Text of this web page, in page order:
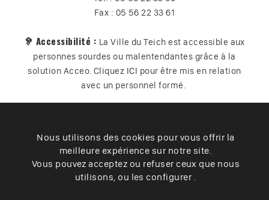
Fax : 05 56 22 33 61
🦻 Accessibilité : La Ville du Teich est accessible aux
personnes sourdes ou malentendantes grâce à la
solution Acceo. Cliquez ICI pour être mis en relation
avec un personnel formé.
Plan du site Contact Vos données
Cookies
Accessibilité
Nous utilisons des cookies pour vous offrir la
meilleure expérience sur notre site.
Vous pouvez acceptez ou refuser ceux que nous
utilisons, ou les configurer .